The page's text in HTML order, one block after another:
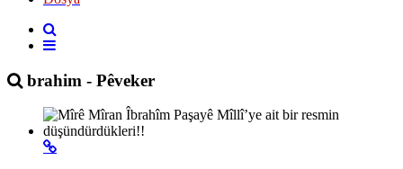
brahim - Pêveker